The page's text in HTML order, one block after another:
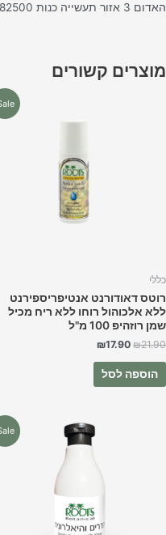
תעשייה כנות 7982500 ת.ד. 7072 ישראל
קשורים
Sale!
דאודורנט אנטיפריספירנט
אלכוהול רוחו ללא ריח מכיל
רוזהיפ 100 מ"ל
₪
₪17.90
הוא:
הוספה לסל
Sale!
₪45.00.
המחיר
הנוכחי
הוא:
₪35.00.